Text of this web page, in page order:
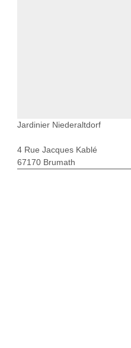
Jardinier Niederaltdorf
4 Rue Jacques Kablé
67170 Brumath